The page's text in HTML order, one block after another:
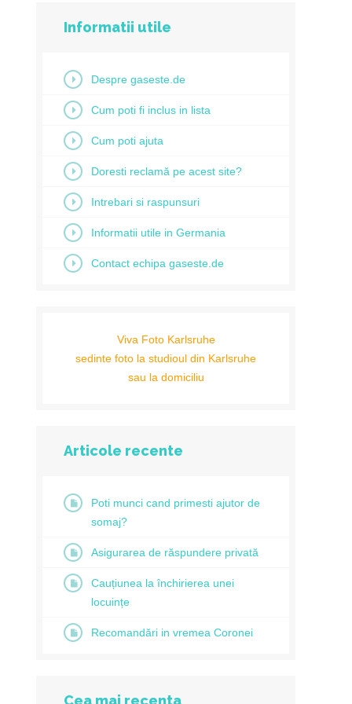
Informatii utile
Despre gaseste.de
Cum poti fi inclus in lista
Cum poti ajuta
Doresti reclamă pe acest site?
Intrebari si raspunsuri
Informatii utile in Germania
Contact echipa gaseste.de
Viva Foto Karlsruhe
sedinte foto la studioul din Karlsruhe
sau la domiciliu
Articole recente
Poti munci cand primesti ajutor de
somaj?
Asigurarea de răspundere privată
Cauțiunea la închirierea unei
locuințe
Recomandări in vremea Coronei
Cea mai recenta